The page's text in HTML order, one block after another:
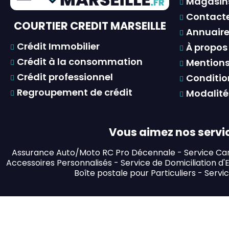
COURTIER CREDIT MARSEILLE
Crédit Immobilier
Crédit à la consommation
Crédit professionnel
Regroupement de crédit
À propos
Vous aimez nos
Assurance Auto/Moto RC Pro Décennale- Service
Accessoires Personnalisés - Service de Domiciliation
Boîte postale pour Particuliers-